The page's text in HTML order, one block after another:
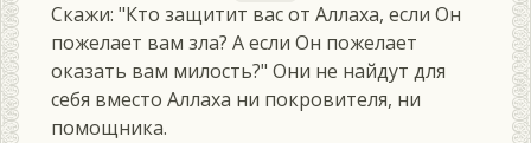
Скажи: "Кто защитит вас от Аллаха, если Он
пожелает вам зла? А если Он пожелает
оказать вам милость?" Они не найдут для
себя вместо Аллаха ни покровителя, ни
помощника.